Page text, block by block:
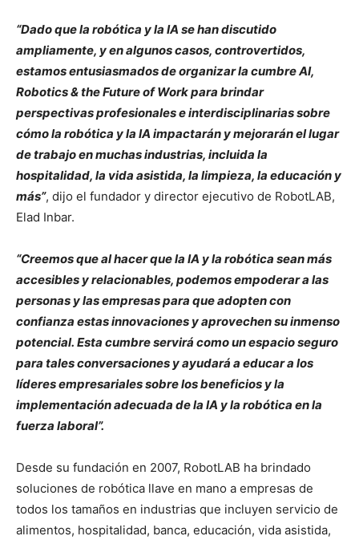
“Dado que la robótica y la IA se han discutido
ampliamente, y en algunos casos, controvertidos,
estamos entusiasmados de organizar la cumbre AI,
Robotics & the Future of Work para brindar
perspectivas profesionales e interdisciplinarias sobre
cómo la robótica y la IA impactarán y mejorarán el lugar
de trabajo en muchas industrias, incluida la
hospitalidad, la vida asistida, la limpieza, la educación y
más”, dijo el fundador y director ejecutivo de RobotLAB,
Elad Inbar.
“Creemos que al hacer que la IA y la robótica sean más
accesibles y relacionables, podemos empoderar a las
personas y las empresas para que adopten con
confianza estas innovaciones y aprovechen su inmenso
potencial. Esta cumbre servirá como un espacio seguro
para tales conversaciones y ayudará a educar a los
líderes empresariales sobre los beneficios y la
implementación adecuada de la IA y la robótica en la
fuerza laboral”.
Desde su fundación en 2007, RobotLAB ha brindado
soluciones de robótica llave en mano a empresas de
todos los tamaños en industrias que incluyen servicio de
alimentos, hospitalidad, banca, educación, vida asistida,